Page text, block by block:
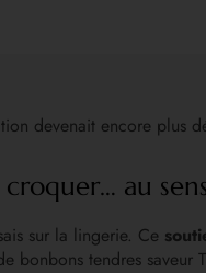
devenait encore plus
au
sur la lingerie. Ce
bonbons tendres